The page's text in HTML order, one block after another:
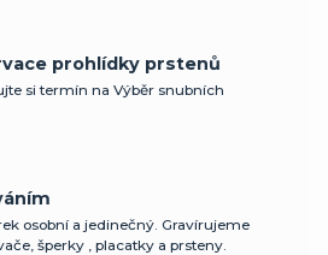
prohlídky prstenů
si termín na Výběr snubních
osobní a jedinečný. Gravírujeme
šperky , placatky a prsteny.